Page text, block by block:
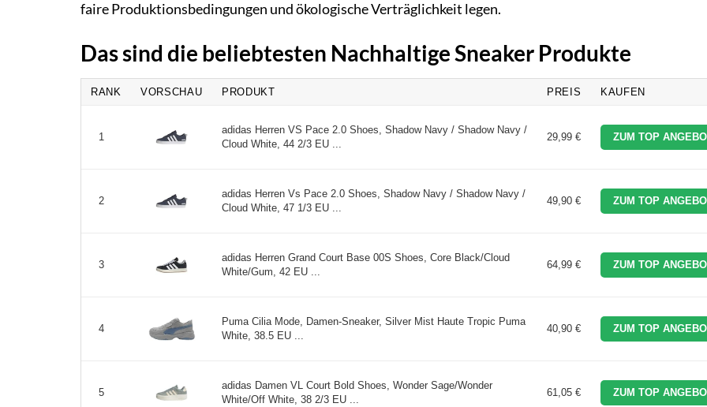
faire Produktionsbedingungen und ökologische Verträglichkeit legen.
Das sind die beliebtesten Nachhaltige Sneaker Produkte
RANK VORSCHAU PRODUKT PREIS KAUFEN
1
adidas Herren VS Pace 2.0 Shoes, Shadow Navy / Shadow Navy /
Cloud White, 44 2/3 EU ...
29,99 € ZUM TOP
2
adidas Herren Vs Pace 2.0 Shoes, Shadow Navy / Shadow Navy /
Cloud White, 47 1/3 EU ...
49,90 € ZUM TOP
3
adidas Herren Grand Court Base 00S Shoes, Core Black/Cloud
White/Gum, 42 EU ...
64,99 € ZUM TOP
4
Puma Cilia Mode, Damen-Sneaker, Silver Mist Haute Tropic Puma
White, 38.5 EU ...
40,90 € ZUM TOP
5
adidas Damen VL Court Bold Shoes, Wonder Sage/Wonder
White/Off White, 38 2/3 EU ...
61,05 € ZUM TOP